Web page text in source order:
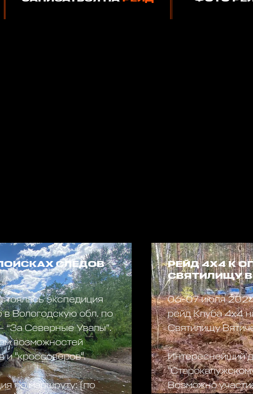
СЛЕДОВ
экспедиция
в Вологодскую обл. по
“За Северные Увалы”.
возможностей
и "кроссоверов".
по маршруту: (по
РЕЙД 4Х4 К
СВЯТИЛИЩУ
06-07 июля 2024
рейд Клуба 4х4
Святилищу
Интереснейший
Возможно